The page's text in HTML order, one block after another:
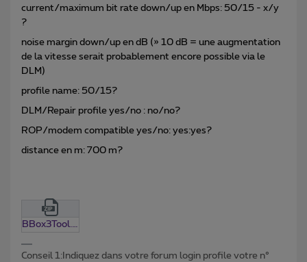
current/maximum bit rate down/up en Mbps: 50/15 - x/y
?
noise margin down/up en dB (» 10 dB = une augmentation
de la vitesse serait probablement encore possible via le
DLM)
profile name: 50/15?
DLM/Repair profile yes/no : no/no?
ROP/modem compatible yes/no: yes:yes?
distance en m: 700 m?
BBox3Tool.0.13.zip
Conseil 1:Indiquez dans votre forum login profile votre n°